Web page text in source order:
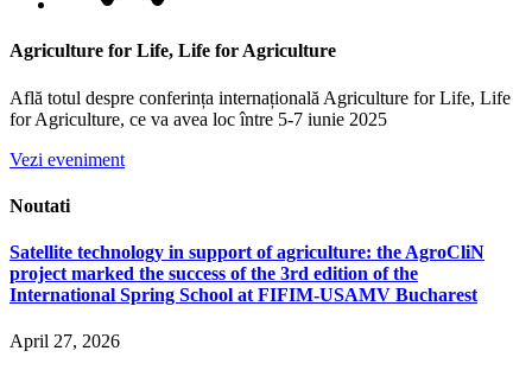
Agriculture for Life, Life for Agriculture
Află totul despre conferința internațională Agriculture for Life, Life
for Agriculture, ce va avea loc între 5-7 iunie 2025
Vezi eveniment
Noutati
Satellite technology in support of agriculture: the AgroCliN
project marked the success of the 3rd edition of the
International Spring School at FIFIM-USAMV Bucharest
April 27, 2026